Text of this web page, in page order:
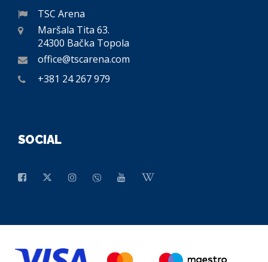
TSC Arena
Maršala Tita 63.
24300 Bačka Topola
office@tscarena.com
+381 24 267 979
SOCIAL